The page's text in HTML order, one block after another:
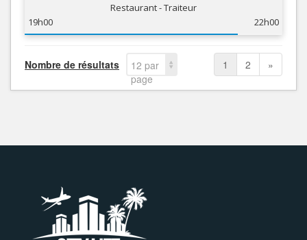
Restaurant - Traiteur
19h00
22h00
Nombre de résultats
12 par
page
1 2 »